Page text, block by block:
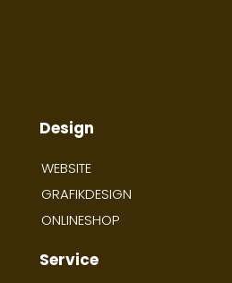
Design
WEBSITE
GRAFIKDESIGN
ONLINESHOP
Service